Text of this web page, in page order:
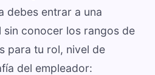
debes entrar a una
sin conocer los rangos de
para tu rol, nivel de
del empleador: